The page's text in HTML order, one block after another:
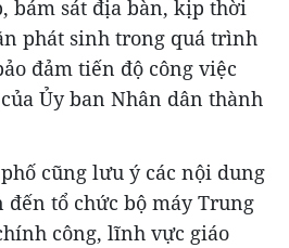
bám sát địa bàn, kịp thời
phát sinh trong quá trình
đảm tiến độ công việc
Ủy ban Nhân dân thành
cũng lưu ý các nội dung
tổ chức bộ máy Trung
công, lĩnh vực giáo